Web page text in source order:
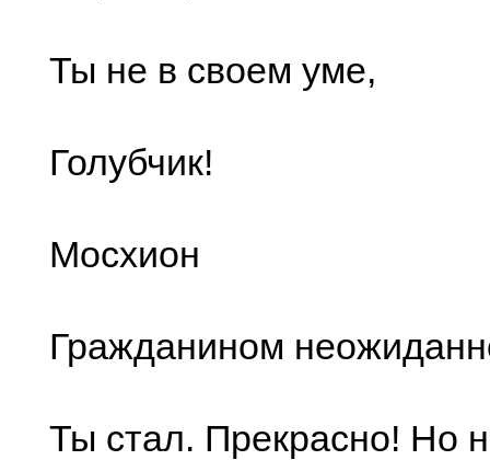
Ты не в своем уме,
Голубчик!
Мосхион
Гражданином
Ты стал. Прекрасно! Но